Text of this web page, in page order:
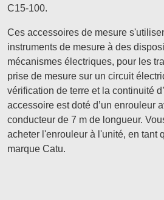
C15-100.
Ces accessoires de mesure
instruments de mesure à des
mécanismes électriques, pour les
prise de mesure sur un circuit
vérification de terre et la continuité
accessoire est doté d’un enrouleur
conducteur de 7 m de longueur.
acheter l'enrouleur à l'unité, en tant
marque Catu.